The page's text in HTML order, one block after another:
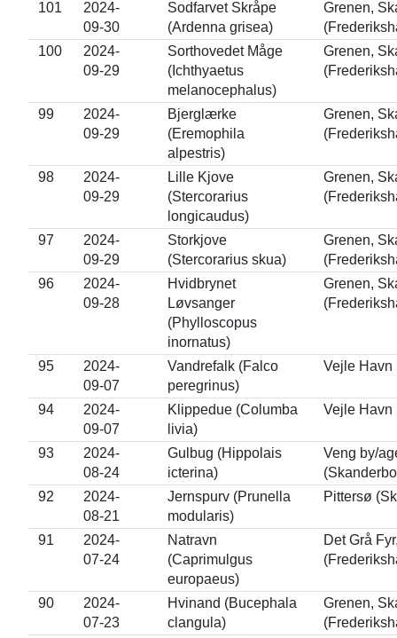
101
2024-
09-30
Sodfarvet Skråpe
(Ardenna grisea)
Grenen,
100
2024-
09-29
Sorthovedet Måge
(Ichthyaetus
melanocephalus)
Grenen,
99
2024-
09-29
Bjerglærke
(Eremophila
alpestris)
Grenen,
98
2024-
09-29
Lille Kjove
(Stercorarius
longicaudus)
Grenen,
97
2024-
09-29
Storkjove
(Stercorarius skua)
Grenen,
96
2024-
09-28
Hvidbrynet
Løvsanger
(Phylloscopus
inornatus)
Grenen,
95
2024-
09-07
Vandrefalk (Falco
peregrinus)
Vejle Havn
94
2024-
09-07
Klippedue (Columba
livia)
Vejle Havn
93
2024-
08-24
Gulbug (Hippolais
icterina)
Veng by/
92
2024-
08-21
Jernspurv (Prunella
modularis)
Pittersø
91
2024-
07-24
Natravn
(Caprimulgus
europaeus)
Det Grå
90
2024-
07-23
Hvinand (Bucephala
clangula)
Grenen,